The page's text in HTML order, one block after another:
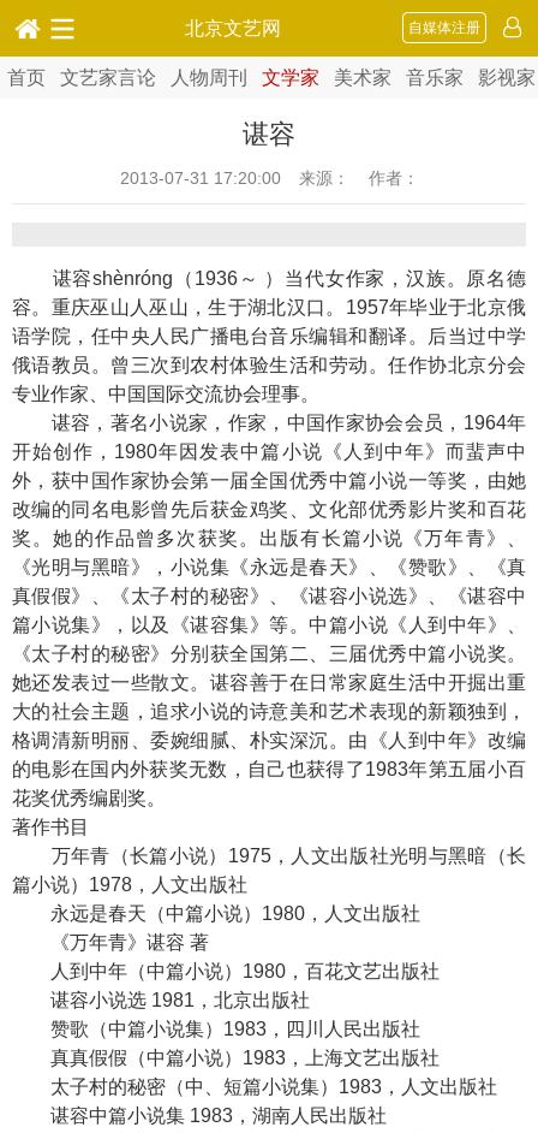
北京文艺网 自媒体注册
首页 文艺家言论 人物周刊 文学家 美术家 音乐家 影视家
谌容
2013-07-31 17:20:00 来源： 作者：
谌容shènróng（1936～ ）当代女作家，汉族。原名德
容。重庆巫山人巫山，生于湖北汉口。1957年毕业于北京俄
语学院，任中央人民广播电台音乐编辑和翻译。后当过中学
俄语教员。曾三次到农村体验生活和劳动。任作协北京分会
专业作家、中国国际交流协会理事。
谌容，著名小说家，作家，中国作家协会会员，1964年
开始创作，1980年因发表中篇小说《人到中年》而蜚声中
外，获中国作家协会第一届全国优秀中篇小说一等奖，由她
改编的同名电影曾先后获金鸡奖、文化部优秀影片奖和百花
奖。她的作品曾多次获奖。出版有长篇小说《万年青》、
《光明与黑暗》，小说集《永远是春天》、《赞歌》、《真
真假假》、《太子村的秘密》、《谌容小说选》、《谌容中
篇小说集》，以及《谌容集》等。中篇小说《人到中年》、
《太子村的秘密》分别获全国第二、三届优秀中篇小说奖。
她还发表过一些散文。谌容善于在日常家庭生活中开掘出重
大的社会主题，追求小说的诗意美和艺术表现的新颖独到，
格调清新明丽、委婉细腻、朴实深沉。由《人到中年》改编
的电影在国内外获奖无数，自己也获得了1983年第五届小百
花奖优秀编剧奖。
著作书目
万年青（长篇小说）1975，人文出版社光明与黑暗（长
篇小说）1978，人文出版社
永远是春天（中篇小说）1980，人文出版社
《万年青》谌容 著
人到中年（中篇小说）1980，百花文艺出版社
谌容小说选 1981，北京出版社
赞歌（中篇小说集）1983，四川人民出版社
真真假假（中篇小说）1983，上海文艺出版社
太子村的秘密（中、短篇小说集）1983，人文出版社
谌容中篇小说集 1983，湖南人民出版社